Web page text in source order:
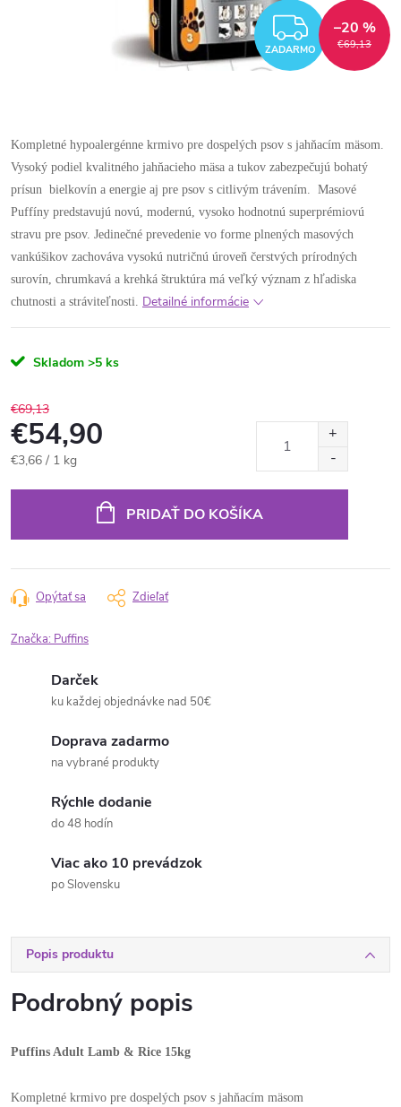
ZADARMO €69,13
–20 %
Kompletné hypoalergénne krmivo pre dospelých psov s jahňacím mäsom.
Vysoký podiel kvalitného jahňacieho mäsa a tukov zabezpečujú bohatý
prísun bielkovín a energie aj pre psov s citlivým trávením. Masové
Puffíny predstavujú novú, modernú, vysoko hodnotnú superprémiovú
stravu pre psov. Jedinečné prevedenie vo forme plnených masových
vankúšikov zachováva vysokú nutričnú úroveň čerstvých prírodných
surovín, chrumkavá a krehká štruktúra má veľký význam z hľadiska
chutnosti a stráviteľnosti. Detailné informácie
Skladom >5 ks
€69,13
€54,90
Jednotková
€3,66 / 1 kg
PRIDAŤ DO KOŠÍKA
Opýtať sa Zdieľať
Značka: Puffins
Darček
ku každej objednávke nad 50€
Doprava zadarmo
na vybrané produkty
Rýchle dodanie
do 48 hodín
Viac ako 10 prevádzok
po Slovensku
Popis produktu
Podrobný popis
Puffins Adult Lamb & Rice 15kg
Kompletné krmivo pre dospelých psov s jahňacím mäsom